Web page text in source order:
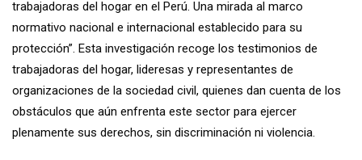
trabajadoras del hogar en el Perú. Una mirada al marco
normativo nacional e internacional establecido para su
protección”. Esta investigación recoge los testimonios de
trabajadoras del hogar, lideresas y representantes de
organizaciones de la sociedad civil, quienes dan cuenta de los
obstáculos que aún enfrenta este sector para ejercer
plenamente sus derechos, sin discriminación ni violencia.